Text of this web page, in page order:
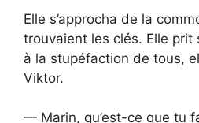
Elle s’approcha de la
trouvaient les clés. Elle prit
à la stupéfaction de tous,
Viktor.
— Marin, qu’est-ce que tu